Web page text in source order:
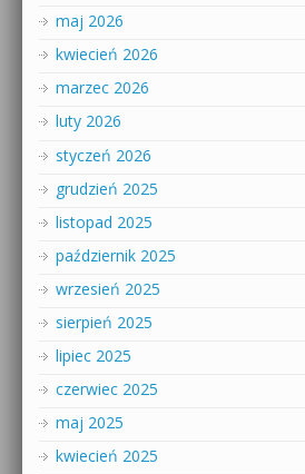
maj 2026
kwiecień 2026
marzec 2026
luty 2026
styczeń 2026
grudzień 2025
listopad 2025
październik 2025
wrzesień 2025
sierpień 2025
lipiec 2025
czerwiec 2025
maj 2025
kwiecień 2025